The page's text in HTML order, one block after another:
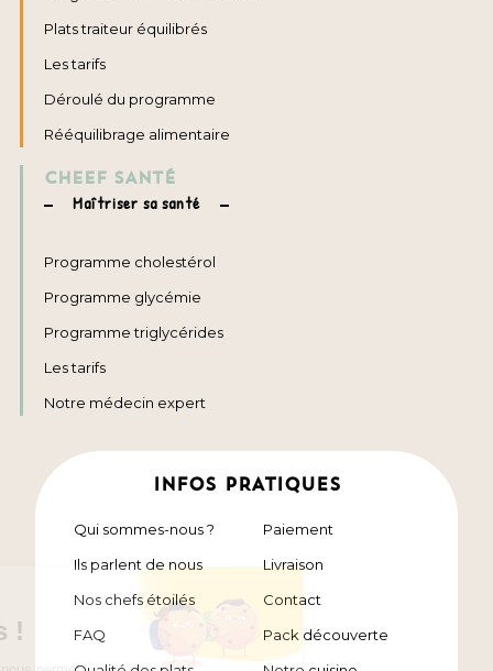
Plats traiteur équilibrés
Les tarifs
Déroulé du programme
Rééquilibrage alimentaire
CHEEF SANTÉ
Maîtriser sa santé
Programme cholestérol
Programme glycémie
Programme triglycérides
Les tarifs
Notre médecin expert
INFOS PRATIQUES
Qui sommes-nous ?
Ils parlent de nous
Nos chefs étoilés
FAQ
Paiement
Livraison
Contact
Pack découverte